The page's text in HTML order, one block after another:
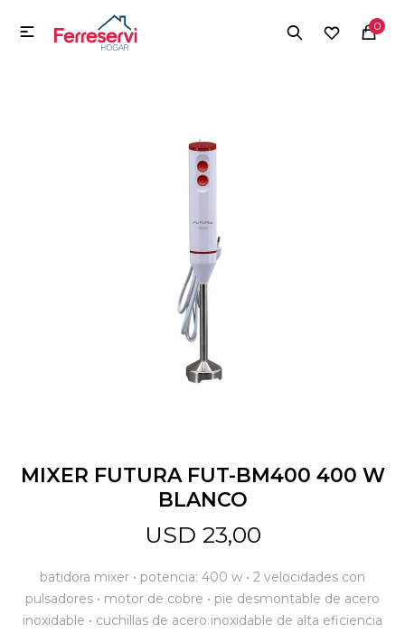
0

MIXER FUTURA FUT-BM400 400 W
BLANCO
USD 23,00
batidora mixer • potencia: 400 w • 2 velocidades con
pulsadores • motor de cobre • pie desmontable de acero
inoxidable • cuchillas de acero inoxidable de alta eficiencia
MI CUENTA
Herramientas y Construcción
Jardín y Aire Libre
Bazar